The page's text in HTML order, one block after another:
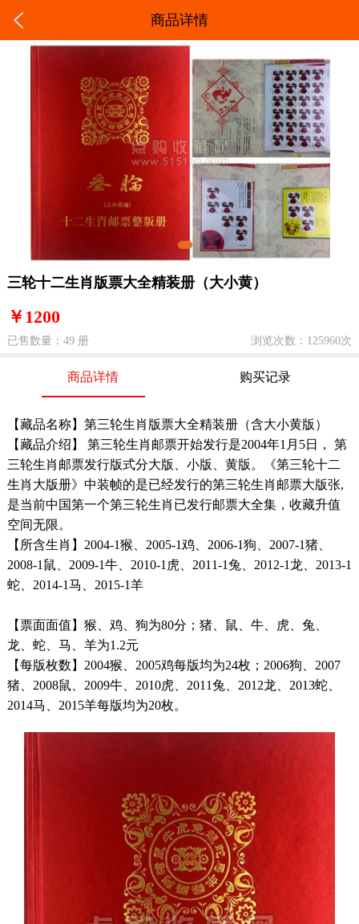
商品详情
三轮十二生肖版票大全精装册（大小黄）
￥1200
已售数量：49 册 浏览次数：125960次
商品详情 购买记录
【藏品名称】第三轮生肖版票大全精装册（含大小黄版）
【藏品介绍】 第三轮生肖邮票开始发行是2004年1月5日， 第
三轮生肖邮票发行版式分大版、小版、黄版。《第三轮十二
生肖大版册》中装帧的是已经发行的第三轮生肖邮票大版张,
是当前中国第一个第三轮生肖已发行邮票大全集，收藏升值
空间无限。
【所含生肖】2004-1猴、2005-1鸡、2006-1狗、2007-1猪、
2008-1鼠、2009-1牛、2010-1虎、2011-1兔、2012-1龙、2013-1
蛇、2014-1马、2015-1羊
【票面面值】猴、鸡、狗为80分；猪、鼠、牛、虎、兔、
龙、蛇、马、羊为1.2元
【每版枚数】2004猴、2005鸡每版均为24枚；2006狗、2007
猪、2008鼠、2009牛、2010虎、2011兔、2012龙、2013蛇、
2014马、2015羊每版均为20枚。